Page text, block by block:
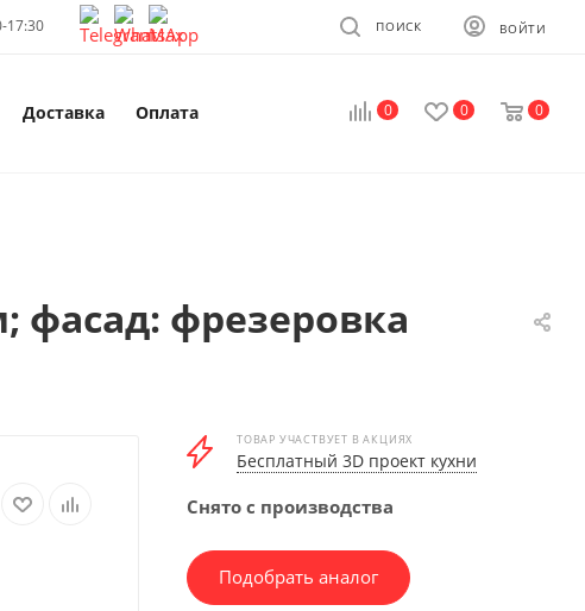
17:30 ВОЙТИ
ПОИСК
0 0 0
Доставка Оплата
фрезеровка
ТОВАР УЧАСТВУЕТ В АКЦИЯХ
Бесплатный 3D проект кухни
Снято с производства
Подобрать аналог